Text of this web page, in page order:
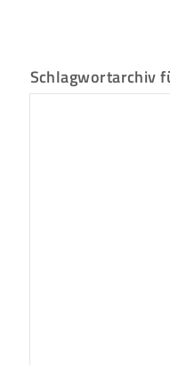
Schlagwortarchiv